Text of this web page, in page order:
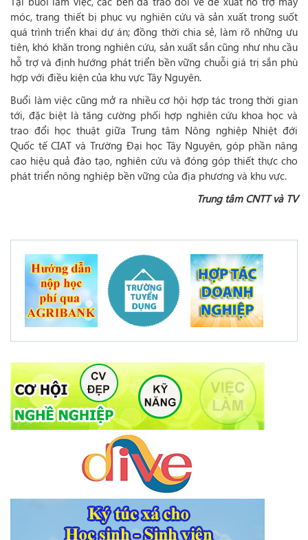
móc, trang thiết bị phục vụ nghiên cứu và sản xuất trong suốt
quá trình triển khai dự án; đồng thời chia sẻ, làm rõ những ưu
tiên, khó khăn trong nghiên cứu, sản xuất sắn cũng như nhu cầu
hỗ trợ và định hướng phát triển bền vững chuỗi giá trị sắn phù
hợp với điều kiện của khu vực Tây Nguyên.
Buổi làm việc cũng mở ra nhiều cơ hội hợp tác trong thời gian
tới, đặc biệt là tăng cường phối hợp nghiên cứu khoa học và
trao đổi học thuật giữa Trung tâm Nông nghiệp Nhiệt đới
Quốc tế CIAT và Trường Đại học Tây Nguyên, góp phần nâng
cao hiệu quả đào tạo, nghiên cứu và đóng góp thiết thực cho
phát triển nông nghiệp bền vững của địa phương và khu vực.
Trung tâm CNTT và TV